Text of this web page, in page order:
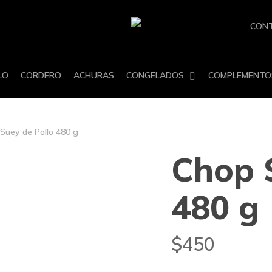
CORDERO ACHURAS CONGELADOS
de Pollo 480 g
Chop
480 g
$450